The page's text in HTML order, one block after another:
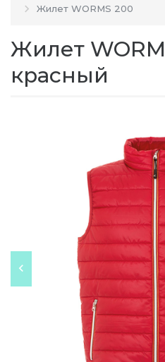
Жилет WORMS 200
Жилет
красный